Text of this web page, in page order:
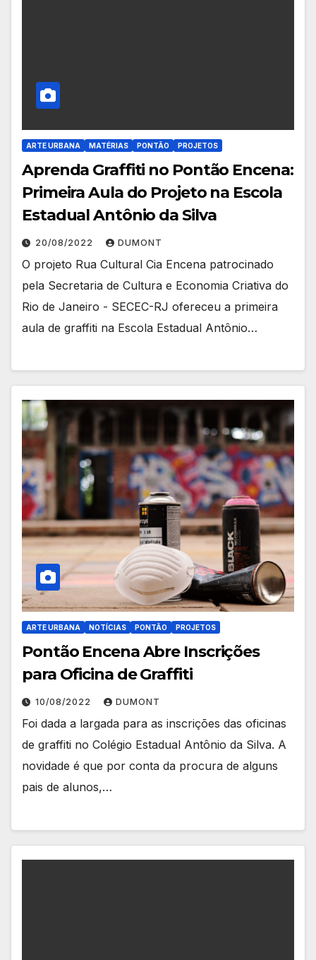
ARTE URBANA MATÉRIAS PONTÃO PROJETOS
Aprenda Graffiti no Pontão Encena:
Primeira Aula do Projeto na Escola
Estadual Antônio da Silva
20/08/2022 DUMONT
O projeto Rua Cultural Cia Encena patrocinado
pela Secretaria de Cultura e Economia Criativa do
Rio de Janeiro - SECEC-RJ ofereceu a primeira
aula de graffiti na Escola Estadual Antônio…
ARTE URBANA NOTÍCIAS PONTÃO PROJETOS
Pontão Encena Abre Inscrições
para Oficina de Graffiti
10/08/2022 DUMONT
Foi dada a largada para as inscrições das oficinas
de graffiti no Colégio Estadual Antônio da Silva. A
novidade é que por conta da procura de alguns
pais de alunos,…